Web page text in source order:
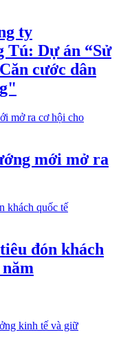
ty
Tú: Dự án “Sử
cước dân
mới mở ra
đón khách